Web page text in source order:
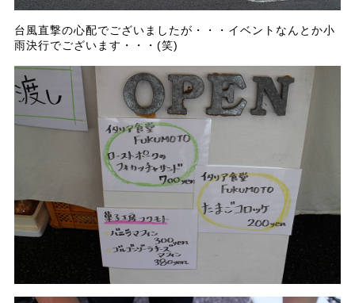
台風直撃の心配でございましたが・・・イベントなんとか小
雨決行でございます・・・(笑)